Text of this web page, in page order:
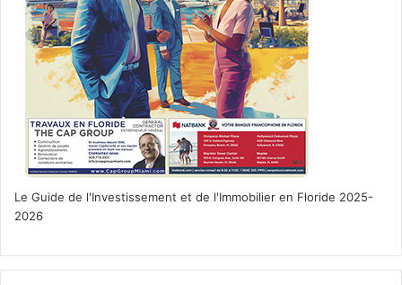
Le Guide de l'Investissement et de l'Immobilier en Floride 2025-
2026